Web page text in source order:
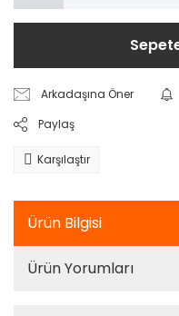
Arkadaşına Öner
Paylaş
Karşılaştır
Ürün Bilgisi
Ürün Yorumları